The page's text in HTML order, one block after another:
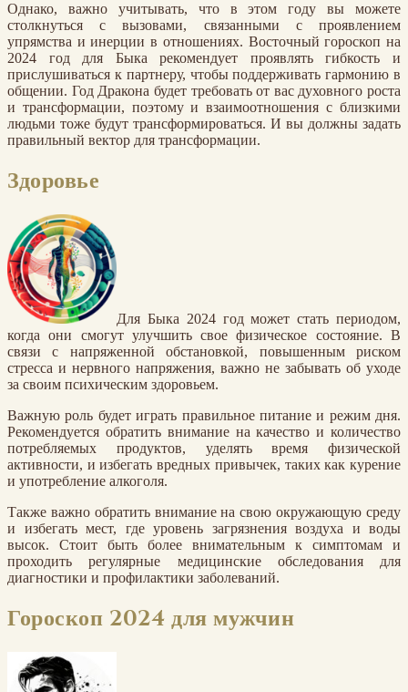
Однако, важно учитывать, что в этом году вы можете
столкнуться с вызовами, связанными с проявлением
упрямства и инерции в отношениях. Восточный гороскоп на
2024 год для Быка рекомендует проявлять гибкость и
прислушиваться к партнеру, чтобы поддерживать гармонию в
общении. Год Дракона будет требовать от вас духовного роста
и трансформации, поэтому и взаимоотношения с близкими
людьми тоже будут трансформироваться. И вы должны задать
правильный вектор для трансформации.
Здоровье
Для Быка 2024 год может стать периодом,
когда они смогут улучшить свое физическое состояние. В
связи с напряженной обстановкой, повышенным риском
стресса и нервного напряжения, важно не забывать об уходе
за своим психическим здоровьем.
Важную роль будет играть правильное питание и режим дня.
Рекомендуется обратить внимание на качество и количество
потребляемых продуктов, уделять время физической
активности, и избегать вредных привычек, таких как курение
и употребление алкоголя.
Также важно обратить внимание на свою окружающую среду
и избегать мест, где уровень загрязнения воздуха и воды
высок. Стоит быть более внимательным к симптомам и
проходить регулярные медицинские обследования для
диагностики и профилактики заболеваний.
Гороскоп 2024 для мужчин